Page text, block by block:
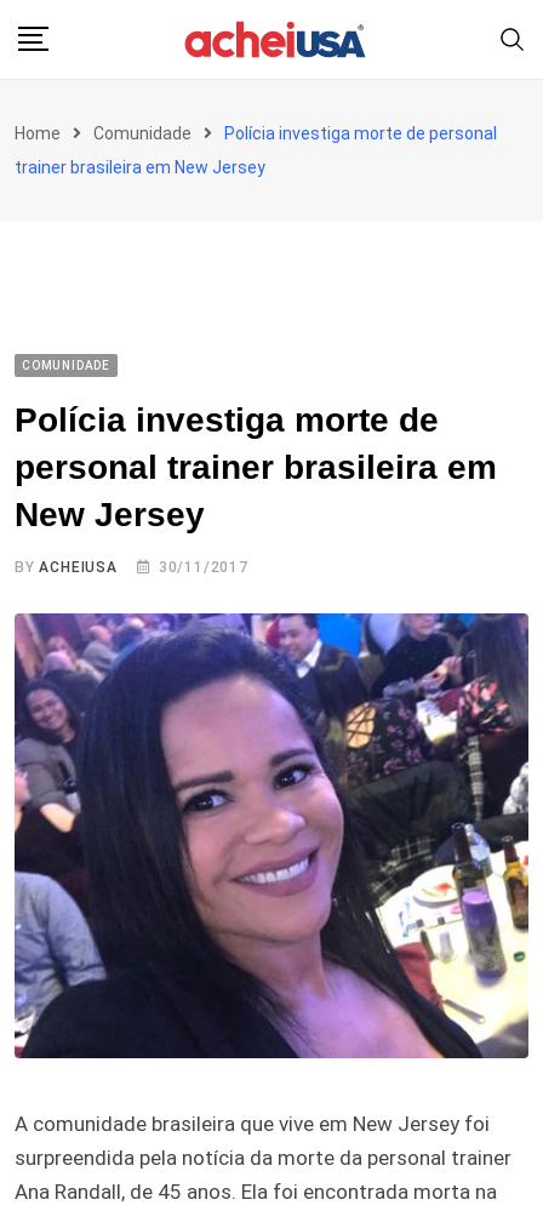
Home Comunidade
Polícia investiga morte de personal
trainer brasileira em New Jersey
COMUNIDADE
Polícia investiga morte de
personal trainer brasileira em
New Jersey
BYACHEIUSA 30/11/2017
A comunidade brasileira que vive em New Jersey foi
surpreendida pela notícia da morte da personal trainer
Ana Randall, de 45 anos. Ela foi encontrada morta na